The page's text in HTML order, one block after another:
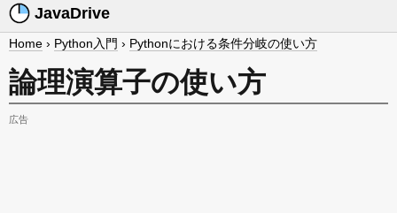
JavaDrive
Home › Python入門 › Pythonにおける条件分岐の使い方
論理演算子の使い方
広告